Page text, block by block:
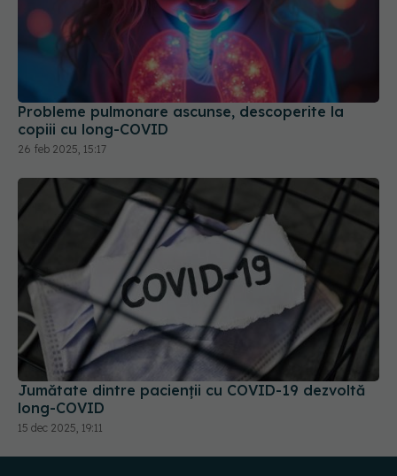
Probleme pulmonare ascunse, descoperite la
copiii cu long-COVID
26 feb 2025, 15:17
Jumătate dintre pacienții cu COVID-19 dezvoltă
long-COVID
15 dec 2025, 19:11